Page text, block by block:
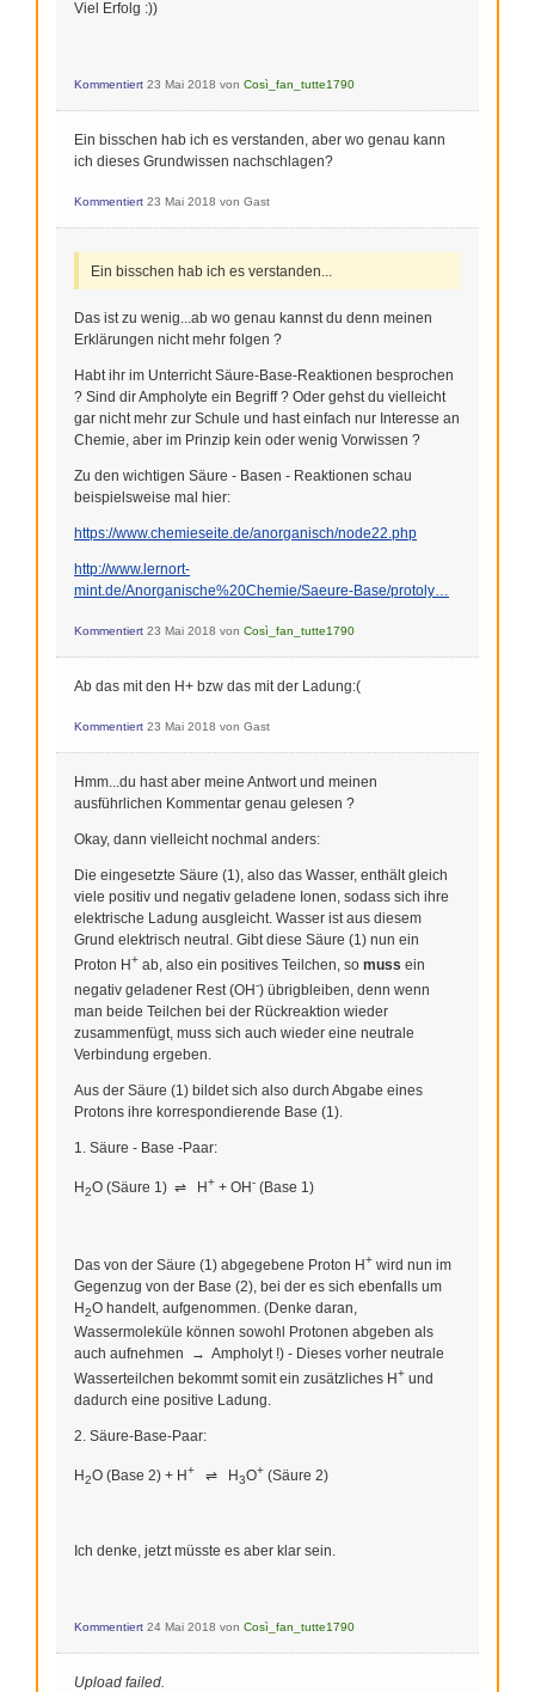
Viel Erfolg :))
Kommentiert 23 Mai 2018 von Così_fan_tutte1790
Ein bisschen hab ich es verstanden, aber wo genau kann
ich dieses Grundwissen nachschlagen?
Kommentiert 23 Mai 2018 von Gast
Ein bisschen hab ich es verstanden...
Das ist zu wenig...ab wo genau kannst du denn meinen
Erklärungen nicht mehr folgen ?
Habt ihr im Unterricht Säure-Base-Reaktionen besprochen
? Sind dir Ampholyte ein Begriff ? Oder gehst du vielleicht
gar nicht mehr zur Schule und hast einfach nur Interesse an
Chemie, aber im Prinzip kein oder wenig Vorwissen ?
Zu den wichtigen Säure - Basen - Reaktionen schau
beispielsweise mal hier:
https://www.chemieseite.de/anorganisch/node22.php
http://www.lernort-
mint.de/Anorganische%20Chemie/Saeure-Base/protoly…
Kommentiert 23 Mai 2018 von Così_fan_tutte1790
Ab das mit den H+ bzw das mit der Ladung:(
Kommentiert 23 Mai 2018 von Gast
Hmm...du hast aber meine Antwort und meinen
ausführlichen Kommentar genau gelesen ?
Okay, dann vielleicht nochmal anders:
Die eingesetzte Säure (1), also das Wasser, enthält gleich
viele positiv und negativ geladene Ionen, sodass sich ihre
elektrische Ladung ausgleicht. Wasser ist aus diesem
Grund elektrisch neutral. Gibt diese Säure (1) nun ein
Proton H+ ab, also ein positives Teilchen, so muss ein
negativ geladener Rest (OH-) übrigbleiben, denn wenn
man beide Teilchen bei der Rückreaktion wieder
zusammenfügt, muss sich auch wieder eine neutrale
Verbindung ergeben.
Aus der Säure (1) bildet sich also durch Abgabe eines
Protons ihre korrespondierende Base (1).
1. Säure - Base -Paar:
H2O (Säure 1) ⇌ H+ + OH- (Base 1)
Das von der Säure (1) abgegebene Proton H+ wird nun im
Gegenzug von der Base (2), bei der es sich ebenfalls um
H2O handelt, aufgenommen. (Denke daran,
Wassermoleküle können sowohl Protonen abgeben als
auch aufnehmen → Ampholyt !) - Dieses vorher neutrale
Wasserteilchen bekommt somit ein zusätzliches H+ und
dadurch eine positive Ladung.
2. Säure-Base-Paar:
H2O (Base 2) + H+ ⇌ H3O+ (Säure 2)
Ich denke, jetzt müsste es aber klar sein.
Kommentiert 24 Mai 2018 von Così_fan_tutte1790
Upload failed.